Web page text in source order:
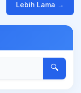
Lebih Lama →
🔍